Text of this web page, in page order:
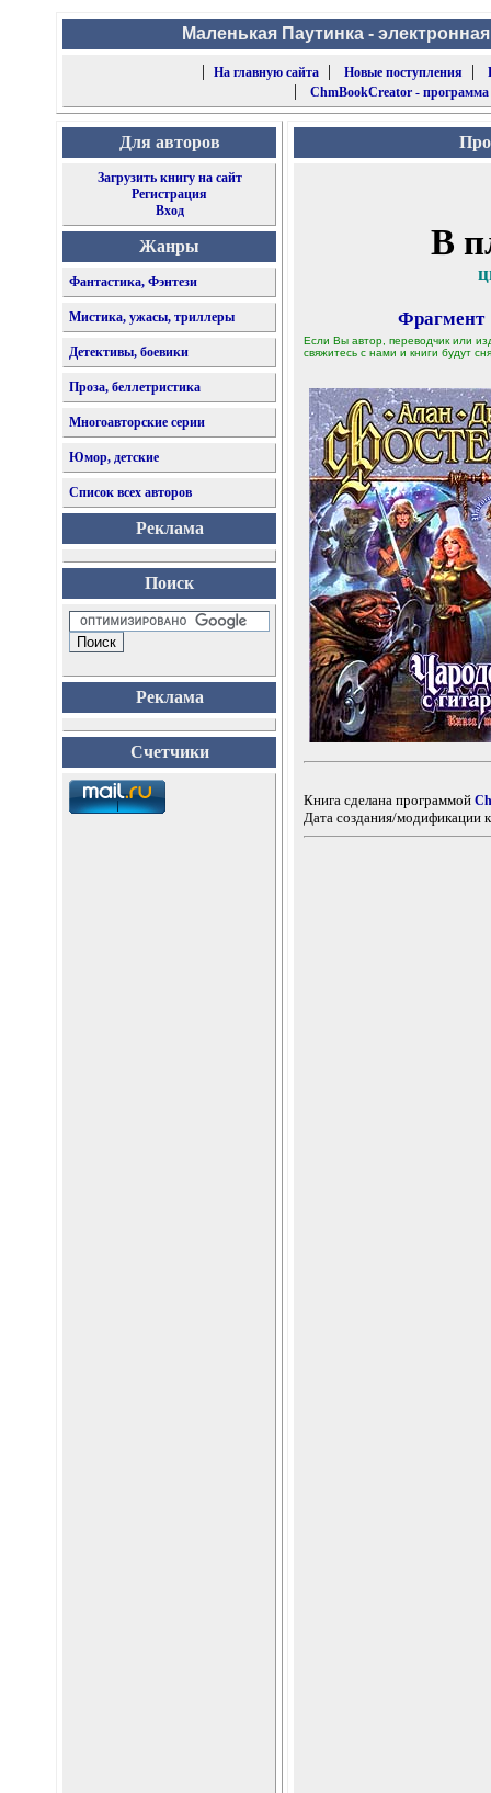
Маленькая Паутинка -
|
На главную сайта| Новые поступления |
| ChmBookCreator -
Для авторов
Загрузить книгу на сайт
Регистрация
Вход
Жанры
Фантастика, Фэнтези
Мистика, ужасы, триллеры
Детективы, боевики
Проза, беллетристика
Многоавторские серии
Юмор, детские
Список всех авторов
Реклама
Поиск
Реклама
Счетчики
В
Фрагмент
Если Вы автор, переводчик или
свяжитесь с нами и книги будут
Книга сделана программой
Дата создания/модификации